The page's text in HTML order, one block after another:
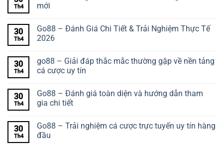
Th4
mới
30
Th4
Go88 – Đánh Giá Chi Tiết & Trải Nghiệm Thực Tế
2026
30
Th4
go88 – Giải đáp thắc mắc thường gặp về nền tảng
cá cược uy tín
30
Th4
Go88 – Đánh giá toàn diện và hướng dẫn tham
gia chi tiết
30
Th4
Go88 – Trải nghiệm cá cược trực tuyến uy tín hàng
đầu